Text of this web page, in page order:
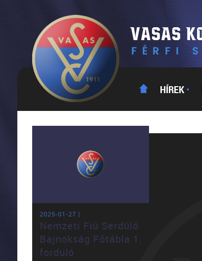
HÍREK ▼
2025-01-27 |
Nemzeti Fiú Serdülő
Bajnokság Főtábla 1.
forduló